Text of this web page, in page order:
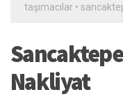
taşımacılar •
Nakliyat